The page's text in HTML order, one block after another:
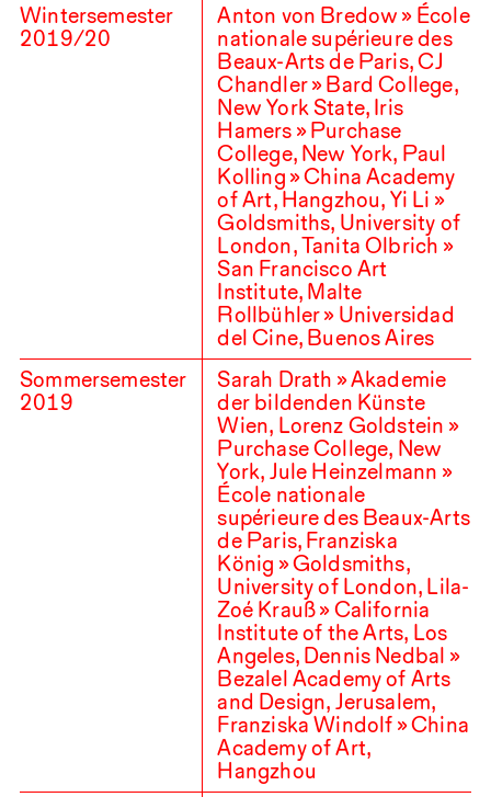
Wintersemester
2019/20
Anton von Bredow » École
nationale supérieure des
Beaux-Arts de Paris,CJ
Chandler » Bard College,
New York State, Iris
Hamers » Purchase
College, New York, Paul
Kolling » China Academy
of Art, Hangzhou, Yi Li »
Goldsmiths, University of
London, Tanita Olbrich »
San Francisco Art
Institute, Malte
Rollbühler » Universidad
del Cine, Buenos Aires
Sommersemester
2019
Sarah Drath » Akademie
der bildenden Künste
Wien, Lorenz Goldstein »
Purchase College, New
York, Jule Heinzelmann »
École nationale
supérieure des Beaux-Arts
de Paris, Franziska
König » Goldsmiths,
University of London, Lila-
Zoé Krauß » California
Institute of the Arts, Los
Angeles, Dennis Nedbal »
Bezalel Academy of Arts
and Design, Jerusalem,
Franziska Windolf » China
Academy of Art,
Hangzhou